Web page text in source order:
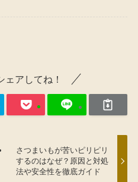
ェアしてね！
さつまいもが苦いピリピリ
するのはなぜ？原因と対処
法や安全性を徹底ガイド